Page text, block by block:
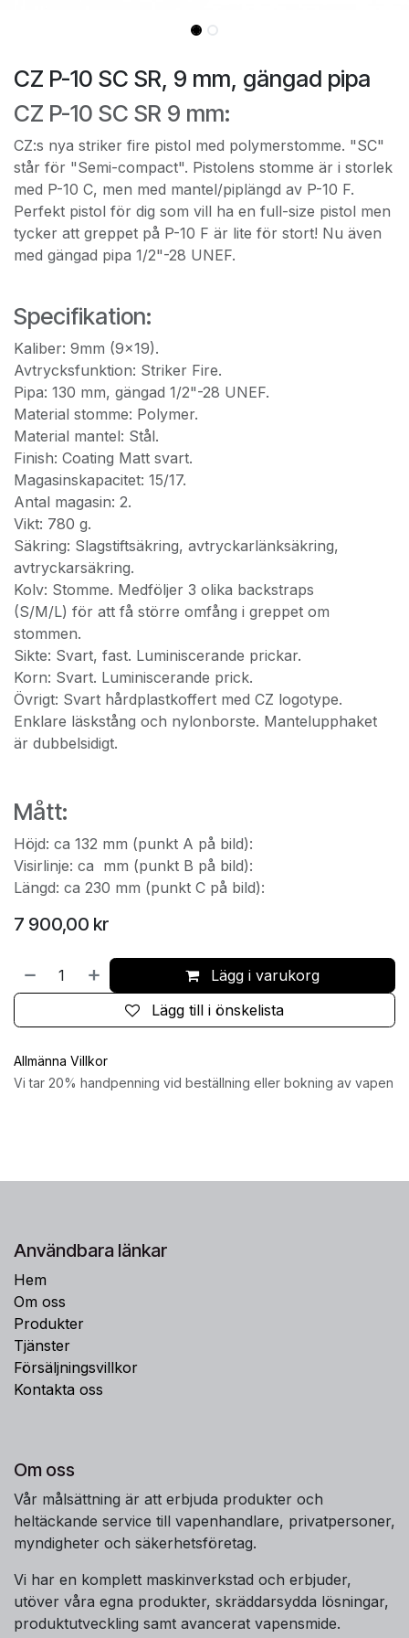
CZ P-10 SC SR, 9 mm, gängad pipa
CZ P-10 SC SR 9 mm:
CZ:s nya striker fire pistol med polymerstomme. "SC"
står för "Semi-compact". Pistolens stomme är i storlek
med P-10 C, men med mantel/piplängd av P-10 F.
Perfekt pistol för dig som vill ha en full-size pistol men
tycker att greppet på P-10 F är lite för stort! Nu även
med gängad pipa 1/2"-28 UNEF.
Specifikation:
Kaliber: 9mm (9x19).
Avtrycksfunktion: Striker Fire.
Pipa: 130 mm, gängad 1/2"-28 UNEF.
Material stomme: Polymer.
Material mantel: Stål.
Finish: Coating Matt svart.
Magasinskapacitet: 15/17.
Antal magasin: 2.
Vikt: 780 g.
Säkring: Slagstiftsäkring, avtryckarlänksäkring,
avtryckarsäkring.
Kolv: Stomme. Medföljer 3 olika backstraps
(S/M/L) för att få större omfång i greppet om
stommen.
Sikte: Svart, fast. Luminiscerande prickar.
Korn: Svart. Luminiscerande prick.
Övrigt: Svart hårdplastkoffert med CZ logotype.
Enklare läskstång och nylonborste. Mantelupphaket
är dubbelsidigt.
Mått:
Höjd: ca 132 mm (punkt A på bild):
Visirlinje: ca mm (punkt B på bild):
Längd: ca 230 mm (punkt C på bild):
7 900,00 kr
Lägg i varukorg
Lägg till i önskelista
Allmänna Villkor
Vi tar 20% handpenning vid beställning eller bokning av vapen
Användbara länkar
Hem
Om oss
Produkter
Tjänster
Försäljningsvillkor
Kontakta oss
Om oss
Vår målsättning är att erbjuda produkter och
heltäckande service till vapenhandlare, privatpersoner,
myndigheter och säkerhetsföretag.
Vi har en komplett maskinverkstad och erbjuder,
utöver våra egna produkter, skräddarsydda lösningar,
produktutveckling samt avancerat vapensmide.